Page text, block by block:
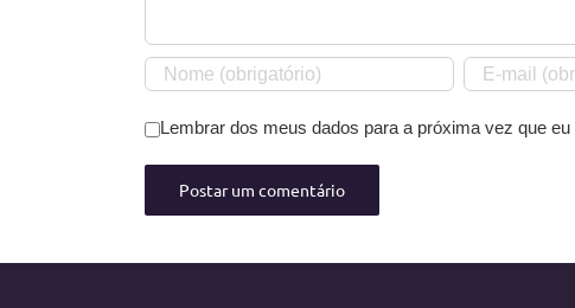
Lembrar dos meus dados para a próxima vez que eu